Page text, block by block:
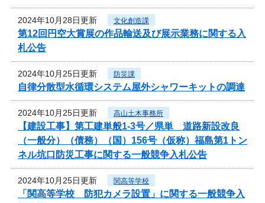
2024年10月28日更新 文化創造課
第12回円空大賞展の作品輸送及び展示業務に関する入
札公告
2024年10月25日更新 防災課
自律分散型水循環システム屋外シャワーキットの調達
2024年10月25日更新 高山土木事務所
【建設工事】第工建単般1-3号／県単 道路新設改良
（一般分）（債務）（国）156号（仮称）福島第1トン
ネル坑口防災工事に関する一般競争入札公告
2024年10月25日更新 関高等学校
「関高等学校 防犯カメラ設置」に関する一般競争入